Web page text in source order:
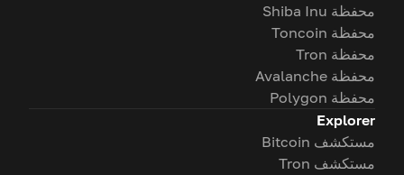
محفظة Shiba Inu
محفظة Toncoin
محفظة Tron
محفظة Avalanche
محفظة Polygon
Explorer
مستكشف Bitcoin
مستكشف Tron